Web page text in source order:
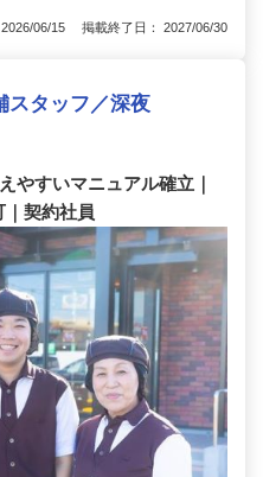
2026/06/15 掲載終了日： 2027/06/30
スタッフ／深夜
やすいマニュアル確立｜
｜契約社員